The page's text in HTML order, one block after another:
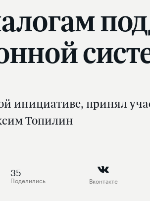
инициативе, принял
Топилин
35
Поделились Вконтакте